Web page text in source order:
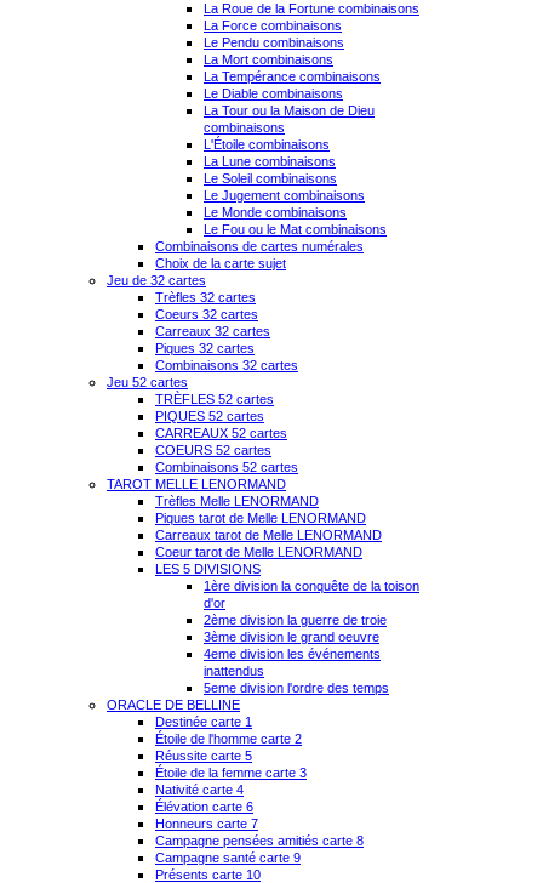
La Roue de la Fortune combinaisons
La Force combinaisons
Le Pendu combinaisons
La Mort combinaisons
La Tempérance combinaisons
Le Diable combinaisons
La Tour ou la Maison de Dieu
combinaisons
L'Étoile combinaisons
La Lune combinaisons
Le Soleil combinaisons
Le Jugement combinaisons
Le Monde combinaisons
Le Fou ou le Mat combinaisons
Combinaisons de cartes numérales
Choix de la carte sujet
Jeu de 32 cartes
Trèfles 32 cartes
Coeurs 32 cartes
Carreaux 32 cartes
Piques 32 cartes
Combinaisons 32 cartes
Jeu 52 cartes
TRÈFLES 52 cartes
PIQUES 52 cartes
CARREAUX 52 cartes
COEURS 52 cartes
Combinaisons 52 cartes
TAROT MELLE LENORMAND
Trèfles Melle LENORMAND
Piques tarot de Melle LENORMAND
Carreaux tarot de Melle LENORMAND
Coeur tarot de Melle LENORMAND
LES 5 DIVISIONS
1ère division la conquête de la toison
d'or
2ème division la guerre de troie
3ème division le grand oeuvre
4eme division les événements
inattendus
5eme division l'ordre des temps
ORACLE DE BELLINE
Destinée carte 1
Étoile de l'homme carte 2
Réussite carte 5
Étoile de la femme carte 3
Nativité carte 4
Élévation carte 6
Honneurs carte 7
Campagne pensées amitiés carte 8
Campagne santé carte 9
Présents carte 10